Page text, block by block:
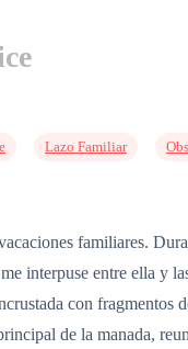
Lazo Familiar
familiares.
interpuse entre ella y
con fragmentos
de la manada,